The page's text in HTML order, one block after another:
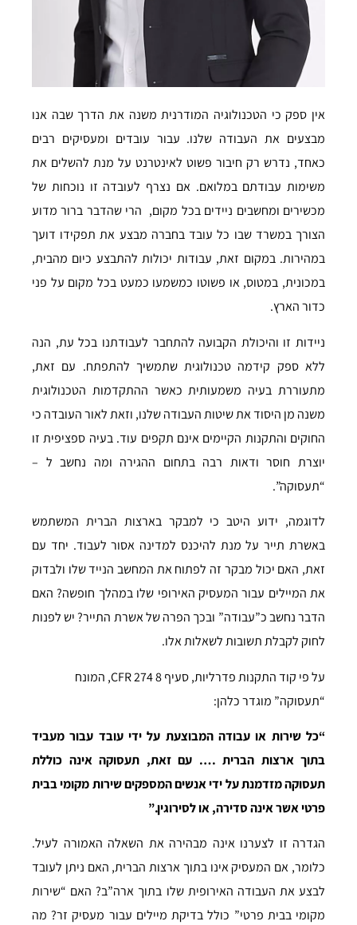
אין ספק כי הטכנולוגיה המודרנית משנה את הדרך שבה אנו
מבצעים את העבודה שלנו. עבור עובדים ומעסיקים רבים
כאחד, נדרש רק חיבור פשוט לאינטרנט על מנת להשלים את
משימות עבודתם במלואם. אם נצרף לעובדה זו נוכחות של
מכשירים ומחשבים ניידים בכל מקום, הרי שהדבר ברור מדוע
הצורך במשרד שבו כל עובד בחברה מבצע את תפקידו דועך
במהירות. במקום זאת, עבודות יכולות להתבצע כיום מהבית,
במכונית, במטוס, או פשוטו כמשמעו כמעט בכל מקום על פני
כדור הארץ.
ניידות זו והיכולת הקבועה להתחבר לעבודתנו בכל עת, הנה
ללא ספק קידמה טכנולוגית שתמשיך להתפתח. עם זאת,
מתעוררת בעיה משמעותית כאשר ההתקדמות הטכנולוגית
משנה מן היסוד את שיטות העבודה שלנו, וזאת לאור העובדה כי
החוקים והתקנות הקיימים אינם תקפים עוד. בעיה ספציפית זו
יוצרת חוסר ודאות רבה בתחום ההגירה ומה נחשב ל –
“תעסוקה”.
לדוגמה, ידוע היטב כי למבקר בארצות הברית המשתמש
באשרת תייר על מנת להיכנס למדינה אסור לעבוד. יחד עם
זאת, האם יכול מבקר זה לפתוח את המחשב הנייד שלו ולבדוק
את המיילים עבור המעסיק האירופי שלו במהלך חופשה? האם
הדבר נחשב כ”עבודה” ובכך הפרה של אשרת התייר? יש לפנות
לחוק לקבלת תשובות לשאלות אלו.
על פי קוד התקנות פדרליות, סעיף 8 CFR 274, המונח
“תעסוקה” מוגדר כלהן:
“כל שירות או עבודה המבוצעת על ידי עובד עבור מעביד
בתוך ארצות הברית …. עם זאת, תעסוקה אינה כוללת
תעסוקה מזדמנת על ידי אנשים המספקים שירות מקומי בבית
פרטי אשר אינה סדירה, או לסירוגין.”
הגדרה זו לצערנו אינה מבהירה את השאלה האמורה לעיל.
כלומר, אם המעסיק אינו בתוך ארצות הברית, האם ניתן לעובד
לבצע את העבודה האירופית שלו בתוך ארה”ב? האם “שירות
מקומי בבית פרטי” כולל בדיקת מיילים עבור מעסיק זר? מה